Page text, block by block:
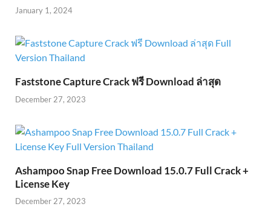
January 1, 2024
Faststone Capture Crack ฟรี Download ล่าสุด
December 27, 2023
Ashampoo Snap Free Download 15.0.7 Full Crack +
License Key
December 27, 2023